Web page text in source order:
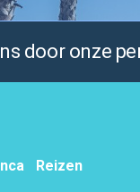
door onze
Reizen